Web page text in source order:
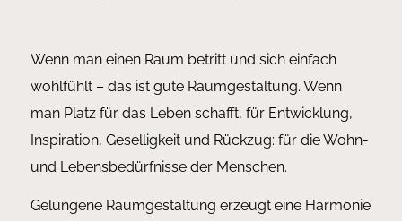
Wenn man einen Raum betritt und sich einfach
wohlfühlt – das ist gute Raumgestaltung. Wenn
man Platz für das Leben schafft, für Entwicklung,
Inspiration, Geselligkeit und Rückzug: für die Wohn-
und Lebensbedürfnisse der Menschen.
Gelungene Raumgestaltung erzeugt eine Harmonie